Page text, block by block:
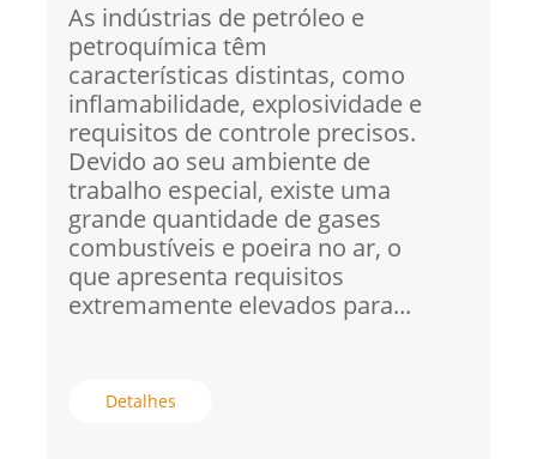
As indústrias de petróleo e
petroquímica têm
características distintas, como
inflamabilidade, explosividade e
requisitos de controle precisos.
Devido ao seu ambiente de
trabalho especial, existe uma
grande quantidade de gases
combustíveis e poeira no ar, o
que apresenta requisitos
extremamente elevados para...
Detalhes